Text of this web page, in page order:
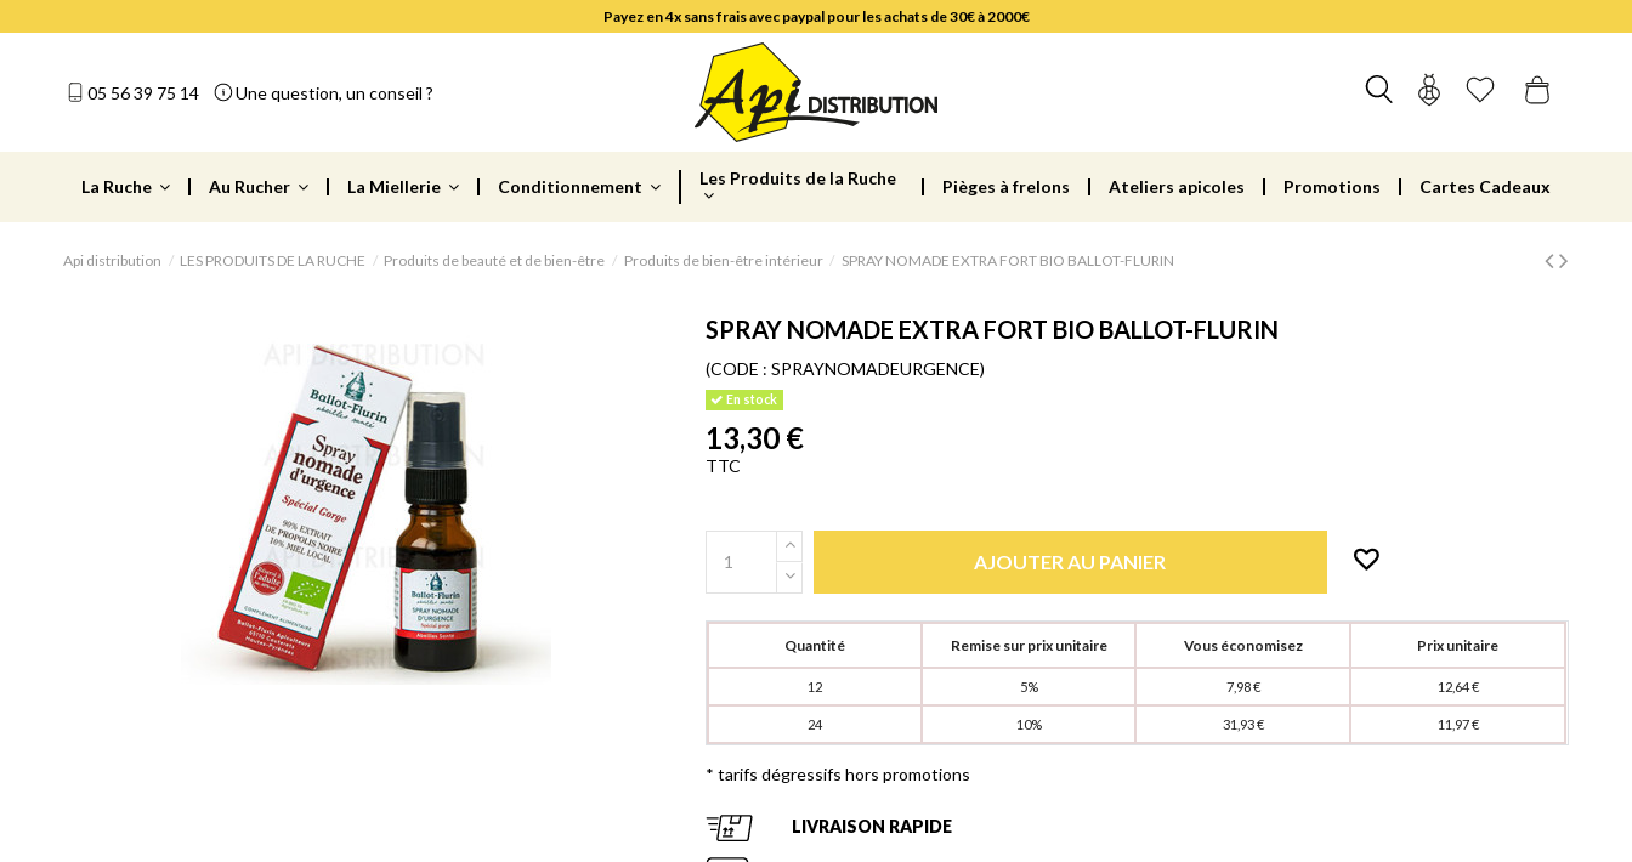
Payez en 4x sans frais avec paypal pour les achats de 30€ à 2000€
05 56 39 75 14 Une question, un conseil ?
La Ruche Au Rucher La Miellerie Conditionnement Les Produits de la Ruche Pièges à frelons Ateliers apicoles Promotions Cartes Cadeaux
Api distribution LES PRODUITS DE LA RUCHE Produits de beauté et de bien-être Produits de bien-être intérieur SPRAY NOMADE EXTRA FORT BIO BALLOT-FLURIN
SPRAY NOMADE EXTRA FORT BIO BALLOT-FLURIN
(CODE : SPRAYNOMADEURGENCE)
En stock
13,30 €
TTC
AJOUTER AU PANIER
Quantité Remise sur prix unitaire Vous économisez Prix unitaire
12 5% 7,98 € 12,64 €
24 10% 31,93 € 11,97 €
* tarifs dégressifs hors promotions
LIVRAISON RAPIDE